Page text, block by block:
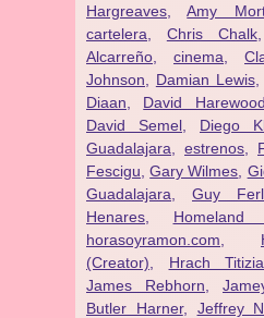
Hargreaves ,Amy
cartelera
Chris Chalk
Alcarreño
cinema
Johnson
Damian Lewis,
Diaan
David Harewood
David Semel
Diego
Guadalajara
estrenos
Fescigu ,Gary Wilmes
Guadalajara
Guy
Henares
horasoyramon.com
(Creator)
Hrach
James Rebhorn
Butler Harner, Jeffrey